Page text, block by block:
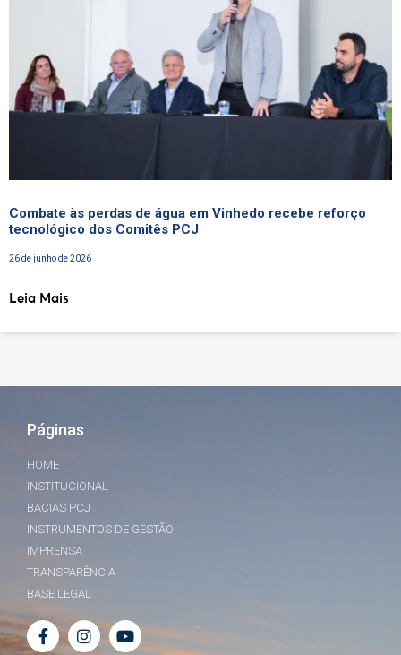
Combate às perdas de água em Vinhedo recebe reforço
tecnológico dos Comitês PCJ
26 de junho de 2026
Leia Mais
Páginas
HOME
INSTITUCIONAL
BACIAS PCJ
INSTRUMENTOS DE GESTÃO
IMPRENSA
TRANSPARÊNCIA
BASE LEGAL